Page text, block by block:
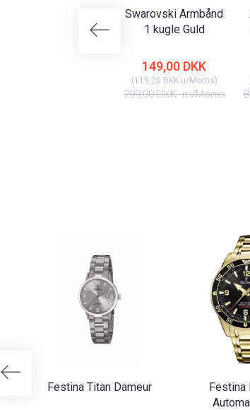
Swarovski Armbånd
1 kugle Guld
149,00 DKK
(119,20 DKKu/Moms)
299,00 DKKm/Moms
Festina Titan Dameur
Festina